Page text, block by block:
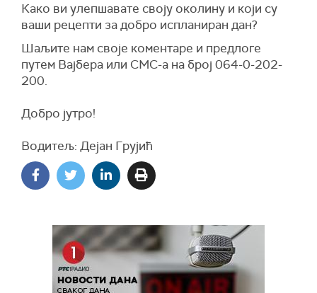
Како ви улепшавате своју околину и који су
ваши рецепти за добро испланиран дан?
Шаљите нам своје коментаре и предлоге
путем Вајбера или СМС-а на број 064-0-202-
200.
Добро јутро!
Водитељ: Дејан Грујић